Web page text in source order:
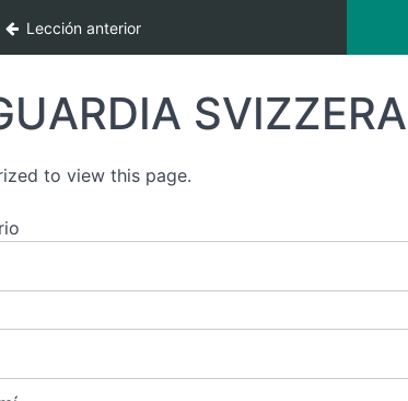
Lección anterior
SVIZZERA
to view this page.